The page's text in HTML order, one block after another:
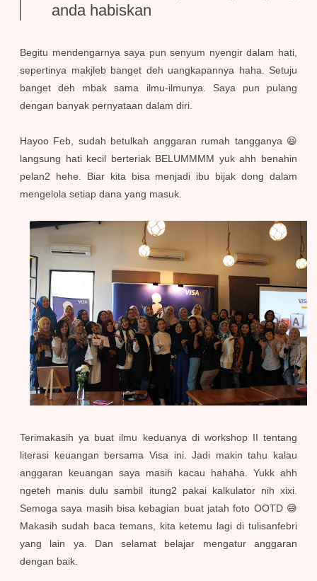
anda habiskan
Begitu mendengarnya saya pun senyum nyengir dalam hati,
sepertinya makjleb banget deh uangkapannya haha. Setuju
banget deh mbak sama ilmu-ilmunya. Saya pun pulang
dengan banyak pernyataan dalam diri.
Hayoo Feb, sudah betulkah anggaran rumah tangganya 😆
langsung hati kecil berteriak BELUMMMM yuk ahh benahin
pelan2 hehe. Biar kita bisa menjadi ibu bijak dong dalam
mengelola setiap dana yang masuk.
Terimakasih ya buat ilmu keduanya di workshop II tentang
literasi keuangan bersama Visa ini. Jadi makin tahu kalau
anggaran keuangan saya masih kacau hahaha. Yukk ahh
ngeteh manis dulu sambil itung2 pakai kalkulator nih xixi.
Semoga saya masih bisa kebagian buat jatah foto OOTD 😅
Makasih sudah baca temans, kita ketemu lagi di tulisanfebri
yang lain ya. Dan selamat belajar mengatur anggaran
dengan baik.